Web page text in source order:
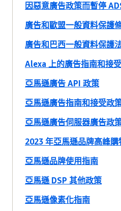
因惡意廣告政策而暫停
廣告和歐盟一般資料保護
廣告和巴西一般資料保護
Alexa 上的廣告指南和接
亞馬遜廣告 API 政策
亞馬遜廣告指南和接受政
亞馬遜廣告伺服器廣告政
2023 年亞馬遜品牌高峰
亞馬遜品牌使用指南
亞馬遜 DSP 其他政策
亞馬遜像素化指南